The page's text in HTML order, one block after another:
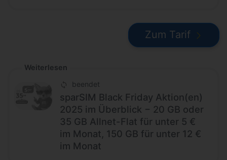
Zum Tarif
Weiterlesen
beendet
sparSIM Black Friday Aktion(en)
2025 im Überblick − 20 GB oder
35 GB Allnet-Flat für unter 5 €
im Monat, 150 GB für unter 12 €
im Monat